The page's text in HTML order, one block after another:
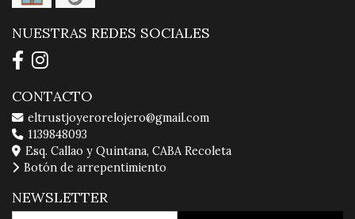
NUESTRAS REDES SOCIALES
CONTACTO
eltrustjoyerorelojero@gmail.com
1139848093
Esq. Callao y Quintana, CABA Recoleta
Botón de arrepentimiento
NEWSLETTER